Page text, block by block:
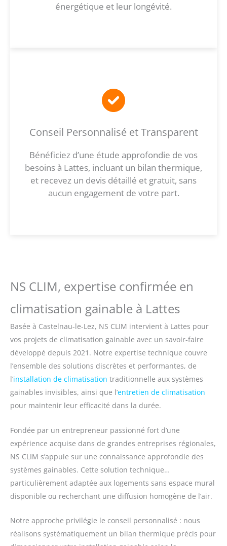
énergétique et leur longévité.
Conseil Personnalisé et Transparent
Bénéficiez d’une étude approfondie de vos
besoins à Lattes, incluant un bilan thermique,
et recevez un devis détaillé et gratuit, sans
aucun engagement de votre part.
NS CLIM, expertise confirmée en
climatisation gainable à Lattes
Basée à Castelnau-le-Lez, NS CLIM intervient à Lattes pour
vos projets de climatisation gainable avec un savoir-faire
développé depuis 2021. Notre expertise technique couvre
l’ensemble des solutions discrètes et performantes, de
l’installation de climatisation traditionnelle aux systèmes
gainables invisibles, ainsi que l’entretien de climatisation
pour maintenir leur efficacité dans la durée.
Fondée par un entrepreneur passionné fort d’une
expérience acquise dans de grandes entreprises régionales,
NS CLIM s’appuie sur une connaissance approfondie des
systèmes gainables. Cette solution technique…
particulièrement adaptée aux logements sans espace mural
disponible ou recherchant une diffusion homogène de l’air.
Notre approche privilégie le conseil personnalisé : nous
réalisons systématiquement un bilan thermique précis pour